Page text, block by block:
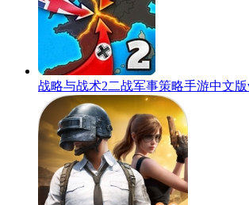
战略与战术2二战军事策略手游中文版